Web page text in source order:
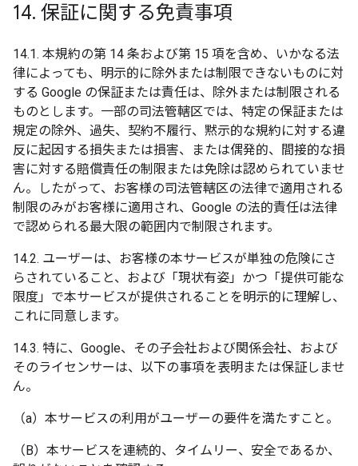
14. 保証に関する免責事項
14.1. 本規約の第 14 条および第 15 項を含め、いかなる法
律によっても、明示的に除外または制限できないものに対
する Google の保証または責任は、除外または制限される
ものとします。一部の司法管轄区では、特定の保証または
規定の除外、過失、契約不履行、黙示的な規約に対する違
反に起因する損失または損害、または偶発的、間接的な損
害に対する賠償責任の制限または免除は認められていませ
ん。したがって、お客様の司法管轄区の法律で適用される
制限のみがお客様に適用され、Google の法的責任は法律
で認められる最大限の範囲内で制限されます。
14.2. ユーザーは、お客様の本サービスが単独の危険にさ
らされていること、および「現状有姿」かつ「提供可能な
限度」で本サービスが提供されることを明示的に理解し、
これに同意します。
14.3. 特に、Google、その子会社および関係会社、および
そのライセンサーは、以下の事項を表明または保証しませ
ん。
（a）本サービスの利用がユーザーの要件を満たすこと。
（B）本サービスを連続的、タイムリー、安全であるか、